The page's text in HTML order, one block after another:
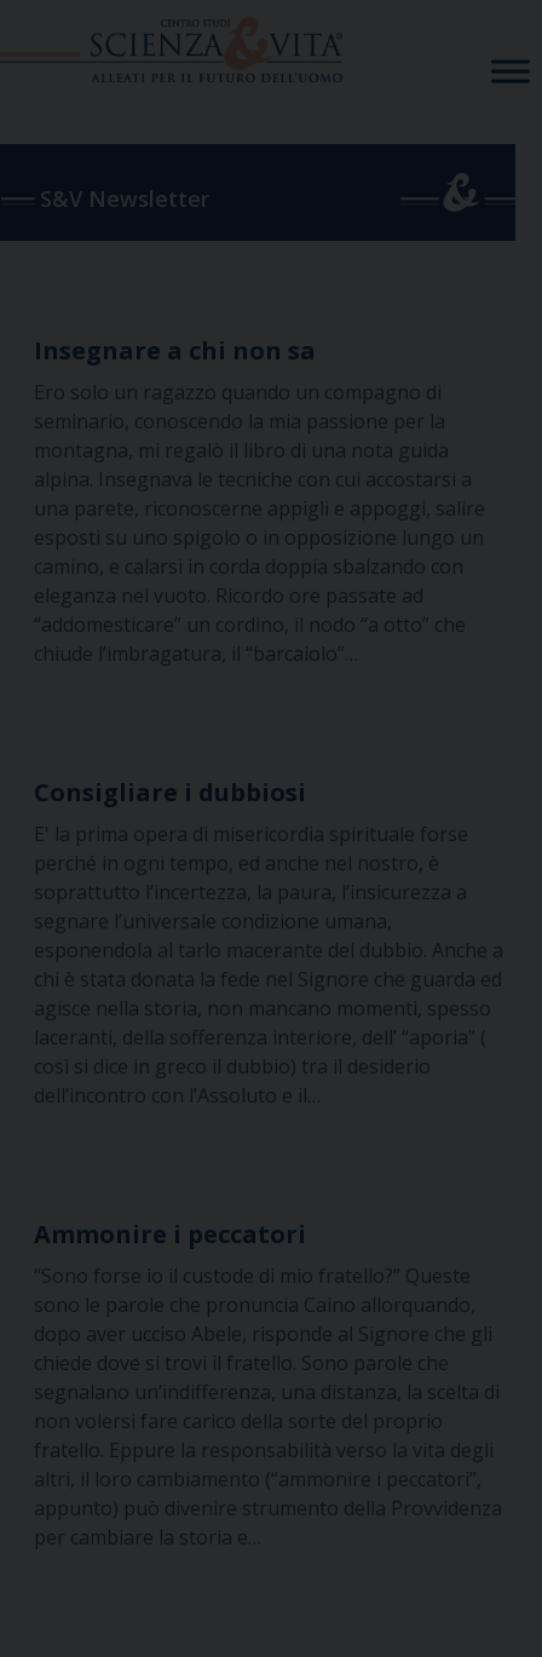
S&V Newsletter
Insegnare a chi non sa
Ero solo un ragazzo quando un compagno di
seminario, conoscendo la mia passione per la
montagna, mi regalò il libro di una nota guida
alpina. Insegnava le tecniche con cui accostarsi a
una parete, riconoscerne appigli e appoggi, salire
esposti su uno spigolo o in opposizione lungo un
camino, e calarsi in corda doppia sbalzando con
eleganza nel vuoto. Ricordo ore passate ad
“addomesticare” un cordino, il nodo “a otto” che
chiude l’imbragatura, il “barcaiolo”…
Consigliare i dubbiosi
E' la prima opera di misericordia spirituale forse
perché in ogni tempo, ed anche nel nostro, è
soprattutto l’incertezza, la paura, l’insicurezza a
segnare l’universale condizione umana,
esponendola al tarlo macerante del dubbio. Anche a
chi è stata donata la fede nel Signore che guarda ed
agisce nella storia, non mancano momenti, spesso
laceranti, della sofferenza interiore, dell’ “aporia” (
così si dice in greco il dubbio) tra il desiderio
dell’incontro con l’Assoluto e il…
Ammonire i peccatori
“Sono forse io il custode di mio fratello?” Queste
sono le parole che pronuncia Caino allorquando,
dopo aver ucciso Abele, risponde al Signore che gli
chiede dove si trovi il fratello. Sono parole che
segnalano un’indifferenza, una distanza, la scelta di
non volersi fare carico della sorte del proprio
fratello. Eppure la responsabilità verso la vita degli
altri, il loro cambiamento (“ammonire i peccatori”,
appunto) può divenire strumento della Provvidenza
per cambiare la storia e…